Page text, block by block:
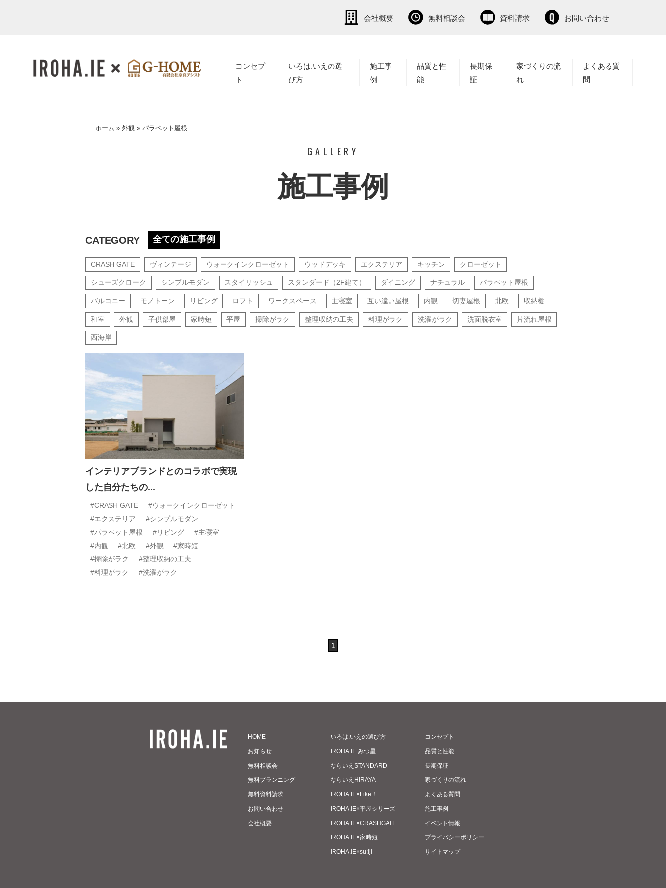
会社概要 無料相談会 資料請求 お問い合わせ
コンセプ
ト
いろは.いえの選
び方
施工事
例
品質と性
能
長期保
証
家づくりの流
れ
よくある質
問
ホーム » 外観 » パラペット屋根
GALLERY
施工事例
CATEGORY 全ての施工事例
CRASH GATE ヴィンテージ ウォークインクローゼット ウッドデッキ エクステリア キッチン クローゼット
シューズクローク シンプルモダン スタイリッシュ スタンダード（2F建て） ダイニング ナチュラル パラペット屋根
バルコニー モノトーン リビング ロフト ワークスペース 主寝室 互い違い屋根 内観 切妻屋根 北欧 収納棚
和室 外観 子供部屋 家時短 平屋 掃除がラク 整理収納の工夫 料理がラク 洗濯がラク 洗面脱衣室 片流れ屋根
西海岸
インテリアブランドとのコラボで実現
した自分たちの...
#CRASH GATE
#ウォークインクローゼット
#エクステリア
#シンプルモダン
#パラペット屋根
#リビング
#主寝室
#内観
#北欧 #外観
#家時短
#掃除がラク
#整理収納の工夫
#料理がラク
#洗濯がラク
1
HOME
お知らせ
無料相談会
無料プランニング
無料資料請求
お問い合わせ
会社概要
いろは.いえの選び方
IROHA.IE みつ星
ならいえSTANDARD
ならいえHIRAYA
IROHA.IE×Like！
IROHA.IE×平屋シリーズ
IROHA.IE×CRASHGATE
IROHA.IE×家時短
IROHA.IE×su:iji
コンセプト
品質と性能
長期保証
家づくりの流れ
よくある質問
施工事例
イベント情報
プライバシーポリシー
サイトマップ